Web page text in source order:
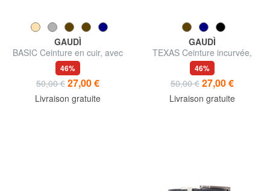
GAUDÌ
BASIC Ceinture en cuir, avec
logo en relief
46%
50,00 € 27,00 €
Livraison gratuite
GAUDÌ
TEXAS Ceinture incurvée,
avec coutures
46%
50,00 € 27,00 €
Livraison gratuite